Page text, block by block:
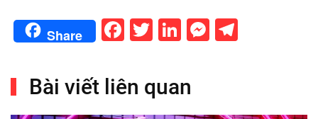
Share Facebook
Twitter
LinkedIn
Bài viết liên quan